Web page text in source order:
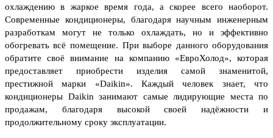
охлаждению в жаркое время года, а скорее всего наоборот.
Современные кондиционеры, благодаря научным инженерным
разработкам могут не только охлаждать, но и эффективно
обогревать всё помещение. При выборе данного оборудования
обратите своё внимание на компанию «ЕвроХолод», которая
предоставляет приобрести изделия самой знаменитой,
престижной марки «Daikin». Каждый человек знает, что
кондиционеры Daikinзанимают самые лидирующие места по
продажам, благодаря высокой своей надёжности и
продолжительному сроку эксплуатации.